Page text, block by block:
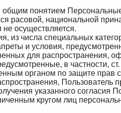
общим понятием
расовой, национальной
осуществляется.
числа специальных
и условия,
для распространения,
в частности,
органом по защите прав
Пользователь
указанного согласия
кругом лиц